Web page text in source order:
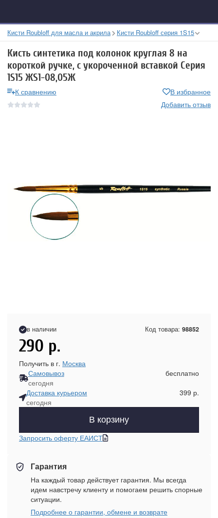
Кисти Roubloff для масла и акрила Кисти Roubloff серия 1S15
Кисть синтетика под колонок круглая 8 на
короткой ручке, с укороченной вставкой Серия
1S15 ЖS1-08,05Ж
К сравнению
В избранное
Добавить отзыв
в наличии Код товара: 98852
290 р.
Получить в г. Москва
Самовывоз
сегодня
бесплатно
Доставка курьером
сегодня
399 р.
В корзину
Запросить оферту ЕАИСТ
Гарантия
На каждый товар действует гарантия. Мы всегда
идем навстречу клиенту и помогаем решить спорные
ситуации.
Подробнее о гарантии, обмене и возврате